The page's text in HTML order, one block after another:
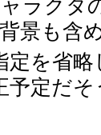
ラクタ
景も含
定を省
予定だ